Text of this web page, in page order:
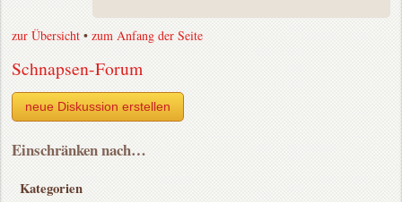
zur Übersicht •zum Anfang der Seite
Schnapsen-Forum
neue Diskussion erstellen
Einschränken nach…
Kategorien